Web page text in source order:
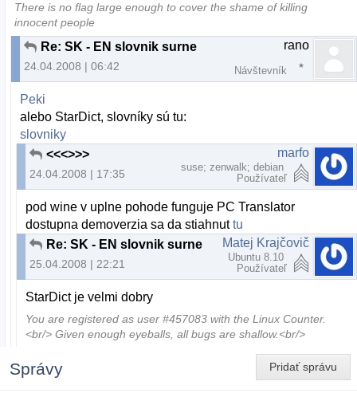
There is no flag large enough to cover the shame of killing
innocent people
Re: SK - EN slovnik surne
24.04.2008 | 06:42
rano
Návštevník
Peki
alebo StarDict, slovníky sú tu:
slovniky
<<<>>>
24.04.2008 | 17:35
marfo
suse; zenwalk; debian
Používateľ
pod wine v uplne pohode funguje PC Translator
dostupna demoverzia sa da stiahnuttu
Re: SK - EN slovnik surne
25.04.2008 | 22:21
Matej Krajčovič
Ubuntu 8.10
Používateľ
StarDict je velmi dobry
You are registered as user #457083 with the Linux Counter.
<br/> Given enough eyeballs, all bugs are shallow.<br/>
Pridať správu
Správy